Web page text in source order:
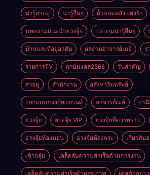
น่ารู้สายมู น่ารู้อื่นๆ น้ำหอมพลังแห่งรัก
บทความแนะนำฮวงจุ้ย บทวามน่ารู้อื่นๆ
บ้านและที่อยู่อาศัย ผลงานอาจารย์เมย์ ร
รายการTV ฤกษ์มงคล2568 วันสำคัญ
สายมู สำนักงาน อสังหาริมทรัพย์
ออกแบบฮวงจุ้ยแบรนด์ อาจารย์เมย์ อา
ฮวงจุ้ย ฮวงจุ้ย VIP ฮวงจุ้ยที่ควรทราบ
ฮวงจุ้ยห้องนอน ฮวงจุ้ยห้องพระ เกี่ยวกับ
เข้ากลุ่ม เคล็ดลับความสำเร็จด้านการงาน
เคล็ดลับความสำเร็จด้านสุขภาพ เคสตัวอย่า